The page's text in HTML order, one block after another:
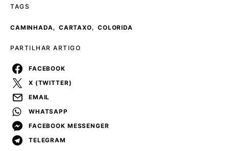
TAGS
CAMINHADA, CARTAXO, COLORIDA
PARTILHAR ARTIGO
FACEBOOK
X (TWITTER)
EMAIL
WHATSAPP
FACEBOOK MESSENGER
TELEGRAM